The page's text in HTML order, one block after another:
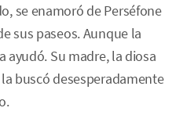
se enamoró de Perséfone
sus paseos. Aunque la
ayudó. Su madre, la diosa
buscó desesperadamente